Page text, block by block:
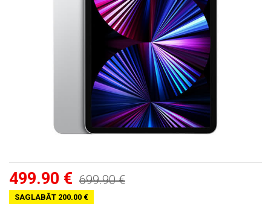
499.90 € 699.90 €
SAGLABĀT 200.00 €